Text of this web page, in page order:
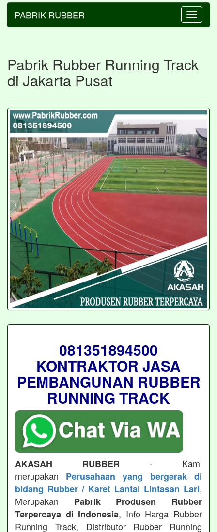
Toggle
PABRIK RUBBER
Pabrik Rubber Running Track
di Jakarta Pusat
081351894500
KONTRAKTOR JASA
PEMBANGUNAN RUBBER
RUNNING TRACK
AKASAH RUBBER - Kami
merupakan Perusahaan yang bergerak di
bidang Rubber / Karet Lantai Lintasan Lari,
Merupakan Pabrik Produsen Rubber
Terpercaya di Indonesia, Info Harga Rubber
Running Track, Distributor Rubber Running